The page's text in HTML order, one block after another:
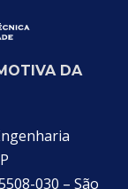
DA
030 – São